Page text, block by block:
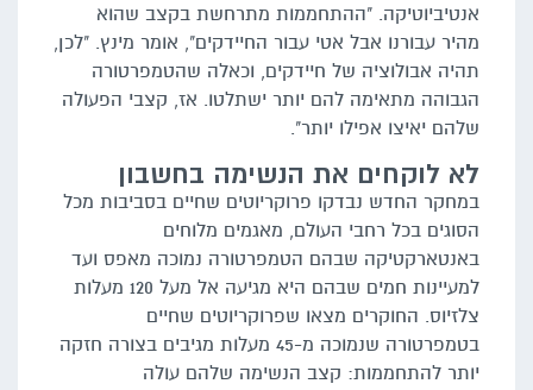
אנטיביוטיקה. "ההתחממות מתרחשת בקצב שהוא
מהיר עבורנו אבל אטי עבור החיידקים", אומר מינץ. "לכן,
תהיה אבולוציה של חיידקים, וכאלה שהטמפרטורה
הגבוהה מתאימה להם יותר ישתלטו. אז, קצבי הפעולה
שלהם יאיצו אפילו יותר".
לא לוקחים את הנשימה בחשבון
במחקר החדש נבדקו פרוקריוטים שחיים בסביבות מכל
הסוגים בכל רחבי העולם, מאגמים מלוחים
באנטארקטיקה שבהם הטמפרטורה נמוכה מאפס ועד
למעיינות חמים שבהם היא מגיעה אל מעל 120 מעלות
צלזיוס. החוקרים מצאו שפרוקריוטים שחיים
בטמפרטורה שנמוכה מ-45 מעלות מגיבים בצורה חזקה
יותר להתחממות: קצב הנשימה שלהם עולה